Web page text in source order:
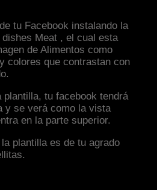
tu Facebook instalando la
Meat , el cual esta
de Alimentos como
colores que contrastan con
plantilla, tu facebook tendrá
y se verá como la vista
en la parte superior.
plantilla es de tu agrado